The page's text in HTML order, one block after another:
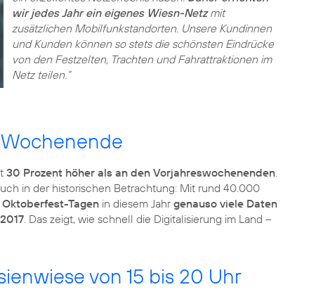
wir jedes Jahr ein eigenes Wiesn-Netzmit
zusätzlichen Mobilfunkstandorten. Unsere Kundinnen
und Kunden können so stets die schönsten Eindrücke
von den Festzelten, Trachten und Fahrattraktionen im
Netz teilen.“
30 Prozent höher als an den Vorjahreswochenenden
in der historischen Betrachtung: Mit rund 40.000
Tagen in diesem Jahrgenauso viele Daten
. Das zeigt, wie schnell die Digitalisierung im Land –
von 15 bis 20 Uhr